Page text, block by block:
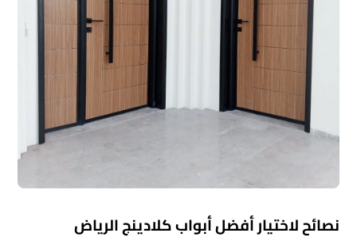
نصائح لاختيار أفضل أبواب كلادينج الرياض